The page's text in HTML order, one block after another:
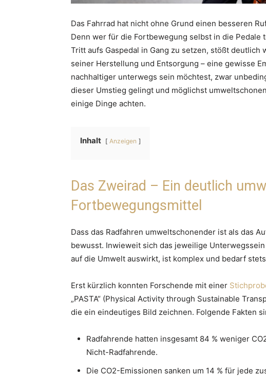
Das Fahrrad hat nicht ohne Grund einen besseren
Denn wer für die Fortbewegung selbst in die
Tritt aufs Gaspedal in Gang zu setzen, stößt deutlich
seiner Herstellung und Entsorgung – eine gewisse
nachhaltiger unterwegs sein möchtest, zwar
dieser Umstieg gelingt und möglichst
einige Dinge achten.
Inhalt Anzeigen
Das Zweirad – Ein deutlich
Fortbewegungsmittel
Dass das Radfahren umweltschonender ist als das
bewusst. Inwieweit sich das jeweilige
auf die Umwelt auswirkt, ist komplex und bedarf
Erst kürzlich konnten Forschende mit einer
„PASTA“ (Physical Activity through Sustainable
die ein eindeutiges Bild zeichnen. Folgende Fakten
Radfahrende hatten insgesamt 84 % weniger
Nicht-Radfahrende.
Die CO2-Emissionen sanken um 14 % für jede